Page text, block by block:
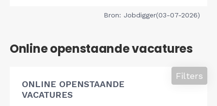
Bron: Jobdigger(03-07-2026)
Online openstaande vacatures
ONLINE OPENSTAANDE
VACATURES
Filters